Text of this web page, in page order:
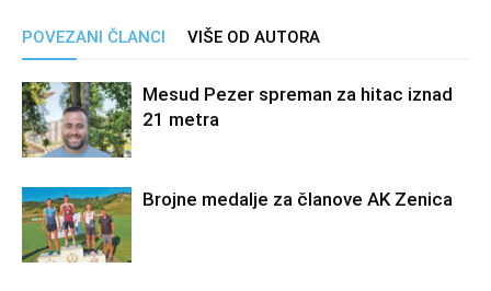
POVEZANI ČLANCI VIŠE OD AUTORA
Mesud Pezer spreman za hitac iznad
21 metra
Brojne medalje za članove AK Zenica